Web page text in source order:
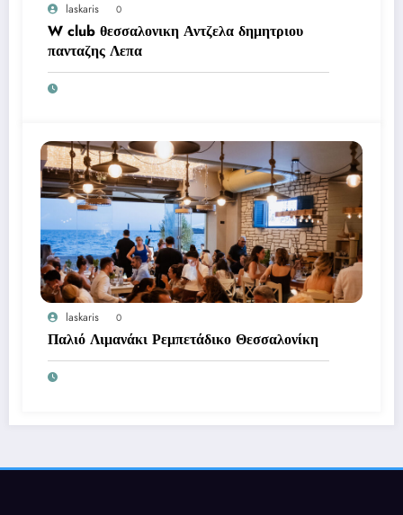
laskaris 0
W club θεσσαλονικη Αντζελα δημητριου
πανταζης Λεπα
laskaris 0
Παλιό Λιμανάκι Ρεμπετάδικο Θεσσαλονίκη